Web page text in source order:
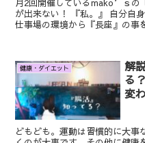
月2回開催しているmako’ｓの「
が出来ない！ 『私。』 自分自身深く考えた事はなかったのですが、
仕事場の環境から『長座』の事
健康・ダイエット
解
る
変
どもども。運動は習慣的に大